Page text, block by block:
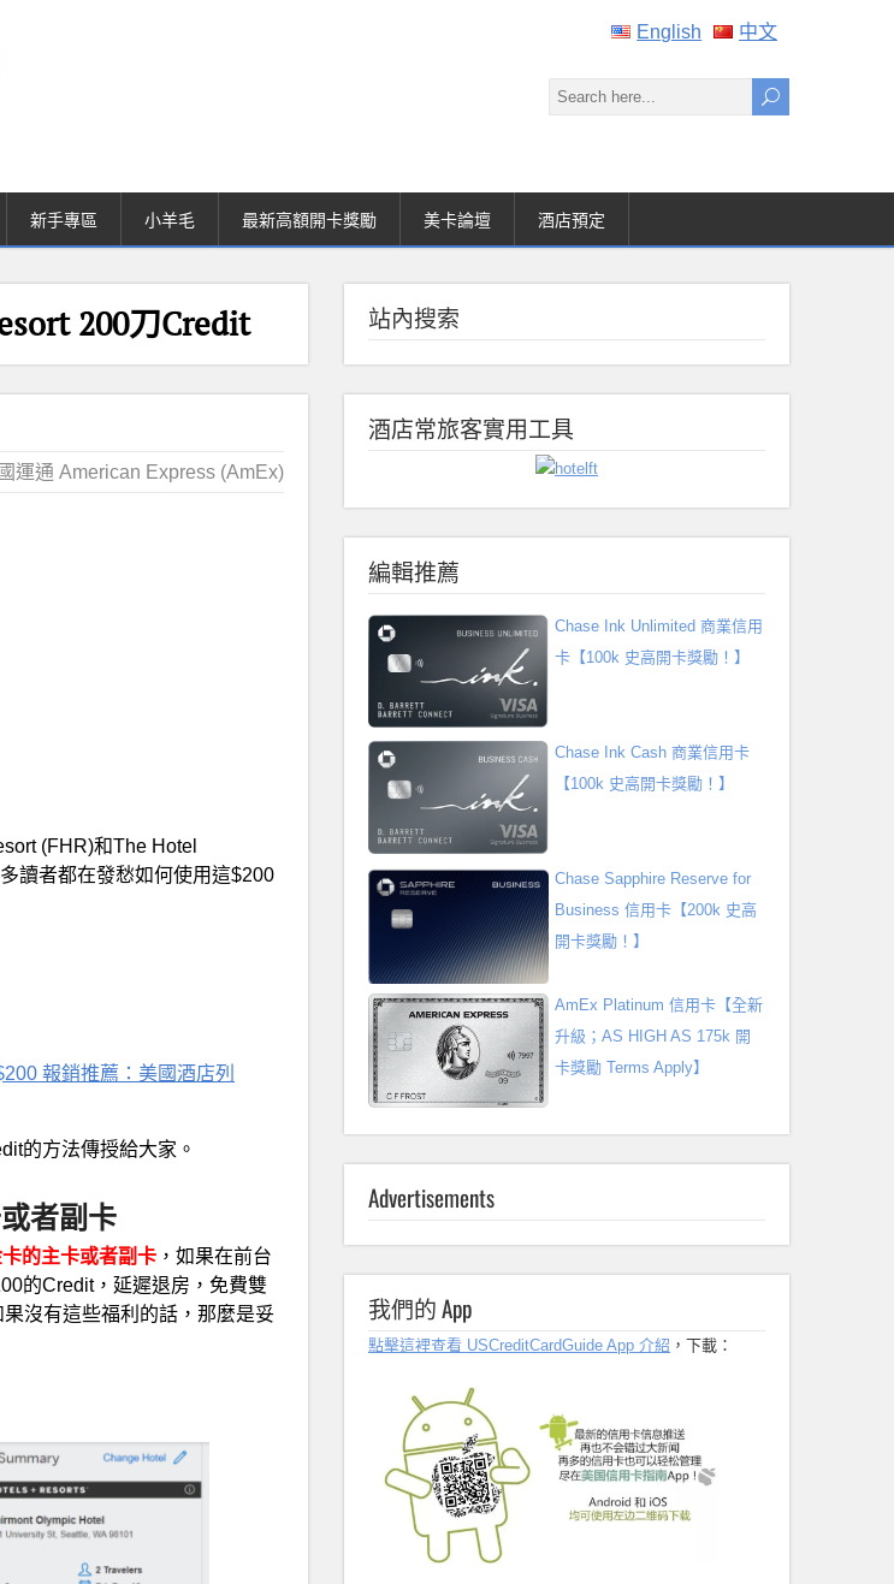
English 中文
新手專區 小羊毛 最新高額開卡獎勵 美卡論壇 酒店預定
200刀Credit
運通 American Express (AmEx)
(FHR)和The Hotel
讀者都在發愁如何使用這$200
報銷推薦：美國酒店列
的方法傳授給大家。
者副卡
的主卡或者副卡 ，如果在前台
的Credit，延遲退房，免費雙
沒有這些福利的話，那麼是妥
站內搜索
酒店常旅客實用工具
編輯推薦
Chase Ink Unlimited 商業信用
卡【100k 史高開卡獎勵！】
Chase Ink Cash 商業信用卡
【100k 史高開卡獎勵！】
Chase Sapphire Reserve for
Business 信用卡【200k 史高
開卡獎勵！】
AmEx Platinum 信用卡【全新
升級；AS HIGH AS 175k 開
卡獎勵 Terms Apply】
Advertisements
我們的 App
點擊這裡查看 USCreditCardGuide App 介紹 ，下載：